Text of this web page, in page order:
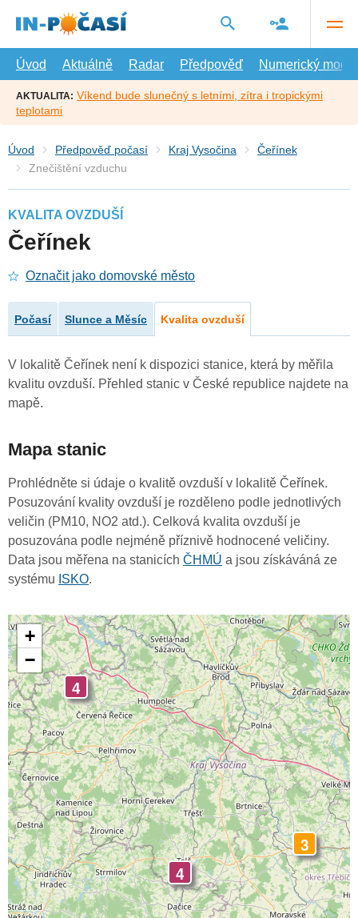
hlavní
Úvod
Aktuálně Radar Předpověď Numerický model
AKTUALITA: Víkend bude slunečný s letními, zítra i tropickými
teplotami
Úvod Předpověď počasí Kraj Vysočina
Čeřínek
Znečištění vzduchu
KVALITA OVZDUŠÍ
Čeřínek
Označit jako domovské město
Počasí Slunce a Měsíc Kvalita ovzduší
V lokalitě Čeřínek není k dispozici stanice, která by měřila
kvalitu ovzduší. Přehled stanic v České republice najdete na
mapě.
Mapa stanic
Prohlédněte si údaje o kvalitě ovzduší v lokalitě Čeřínek.
Posuzování kvality ovzduší je rozděleno podle jednotlivých
veličin (PM10, NO2 atd.). Celková kvalita ovzduší je
posuzována podle nejméně příznivě hodnocené veličiny.
Data jsou měřena na stanicích ČHMÚ a jsou získáváná ze
systému ISKO.
3
4
4
+
−